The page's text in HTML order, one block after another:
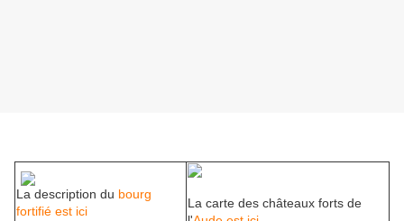
La description du bourg
fortifié est ici
La carte des châteaux forts de